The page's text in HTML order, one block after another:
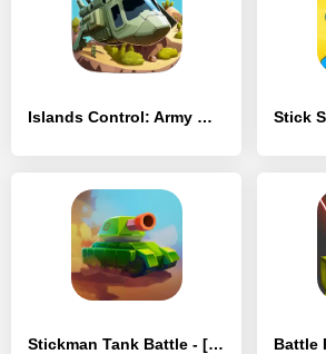
Islands Control: Army War - [MOD Бесконечные монеты]
Stickman Tank Battle - [MOD Бесконечные деньги]